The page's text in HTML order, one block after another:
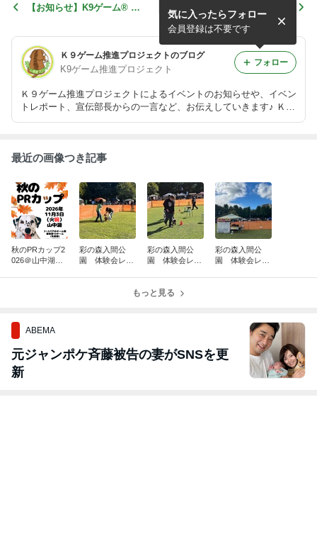
【お知らせ】K9ゲーム® デ
【お知らせ】秋のPRカップ2
012 開催します！
Ｋ９ゲーム推進プロジェクトのブログ
K9ゲーム推進プロジェクト
Ｋ９ゲーム推進プロジェクトによるイベントのお知らせや、イベン
トレポート、宣伝部長からの一言など、お伝えしていきます♪ Ｋ９
ゲーム推進プロジェクトのＨＰも完成しました！→ http://www.k9g
気に入ったらフォロー
会員登録は不要です
フォロー
最近の画像つき記事
秋のPRカップ2
026＠山中湖
彩の森入間公
園 体験会レ
彩の森入間公
園 体験会レ
彩の森入間公
園 体験会レ
もっと見る
ABEMA
元ジャンポケ斉藤被告の妻がSNSを更
新